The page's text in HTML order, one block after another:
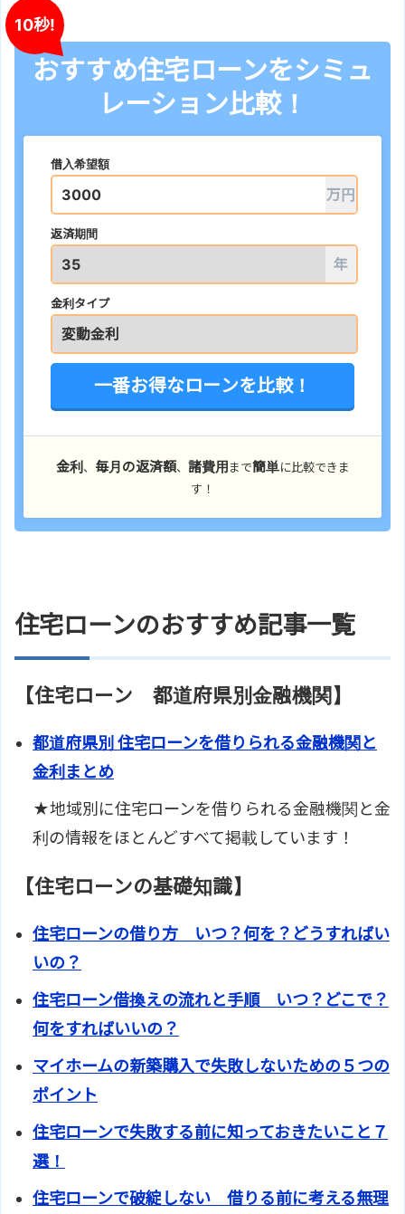
10秒!
おすすめ住宅ローンをシミュ
レーション比較！
借入希望額
万円
返済期間
年
金利タイプ
一番お得なローンを比較！
金利 、 毎月の返済額、 諸費用 まで簡単に比較できま
す！
住宅ローンのおすすめ記事一覧
【住宅ローン 都道府県別金融機関】
都道府県別 住宅ローンを借りられる金融機関と
金利まとめ
★地域別に住宅ローンを借りられる金融機関と金
利の情報をほとんどすべて掲載しています！
【住宅ローンの基礎知識】
住宅ローンの借り方 いつ？何を？どうすればい
いの？
住宅ローン借換えの流れと手順 いつ？どこで？
何をすればいいの？
マイホームの新築購入で失敗しないための５つの
ポイント
住宅ローンで失敗する前に知っておきたいこと７
選！
住宅ローンで破綻しない 借りる前に考える無理